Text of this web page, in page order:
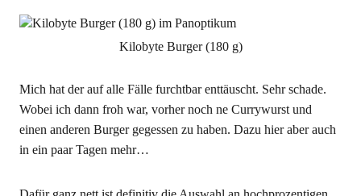
Kilobyte Burger (180 g)
Mich hat der auf alle Fälle furchtbar enttäuscht. Sehr schade.
Wobei ich dann froh war, vorher noch ne Currywurst und
einen anderen Burger gegessen zu haben. Dazu hier aber auch
in ein paar Tagen mehr…